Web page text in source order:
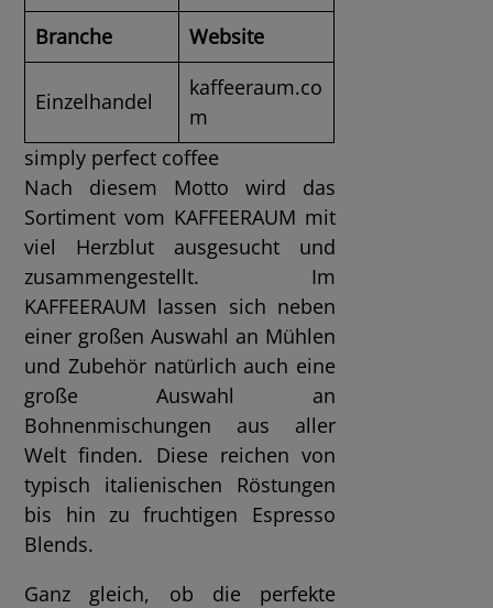
Branche
Website
Einzelhandel
kaffeeraum.co
m
simply perfect coffee
Nach diesem Motto wird das
Sortiment vom KAFFEERAUM mit
viel Herzblut ausgesucht und
zusammengestellt. Im
KAFFEERAUM lassen sich neben
einer großen Auswahl an Mühlen
und Zubehör natürlich auch eine
große Auswahl an
Bohnenmischungen aus aller
Welt finden. Diese reichen von
typisch italienischen Röstungen
bis hin zu fruchtigen Espresso
Blends.
Ganz gleich, ob die perfekte